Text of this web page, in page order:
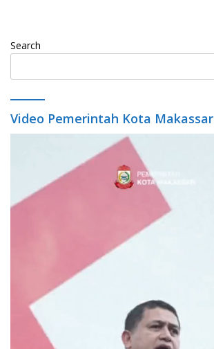
Search
Video Pemerintah Kota Makassar